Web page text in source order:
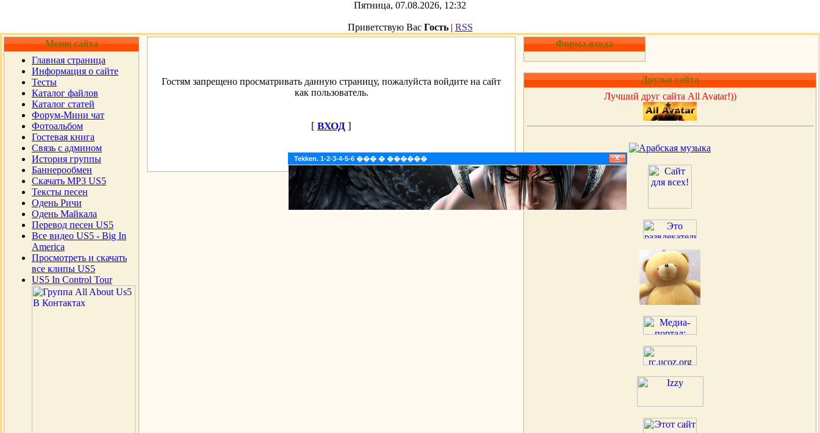
Пятница, 07.08.2026, 12:32
Приветствую Вас Гость| RSS
Меню сайта
Главная страница
Информация о сайте
Тесты
Каталог файлов
Каталог статей
Форум-Мини чат
Фотоальбом
Гостевая книга
Cвязь с админом
История группы
Баннерообмен
Скачать MP3 US5
Тексты песен
Одень Ричи
Одень Майкала
Перевод песен US5
Все видео US5 - Big In
America
Просмотреть и скачать
все клипы US5
US5 In Control Tour
Tekken. 1-2-3-4-5-6 ��� � ������
Гостям запрещено просматривать данную страницу, пожалуйста войдите на сайт
как пользователь.
[ ВХОД ]
Форма входа
Друзья сайта
Лучший друг сайта All Avatar!))